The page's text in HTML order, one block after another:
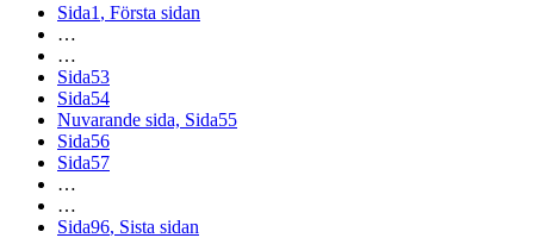
Sida1 , Första sidan
…
…
Sida53
Sida54
Nuvarande sida, Sida55
Sida56
Sida57
…
…
Sida96, Sista sidan